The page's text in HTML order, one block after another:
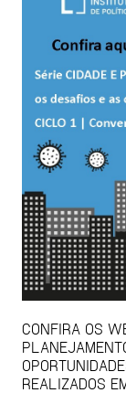
CONFIRA OS
REALIZADOS